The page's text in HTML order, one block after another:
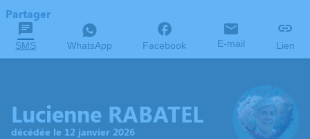
Partager
SMS WhatsApp Facebook E-mail Lien
Lucienne RABATEL
décédée le 12 janvier 2026